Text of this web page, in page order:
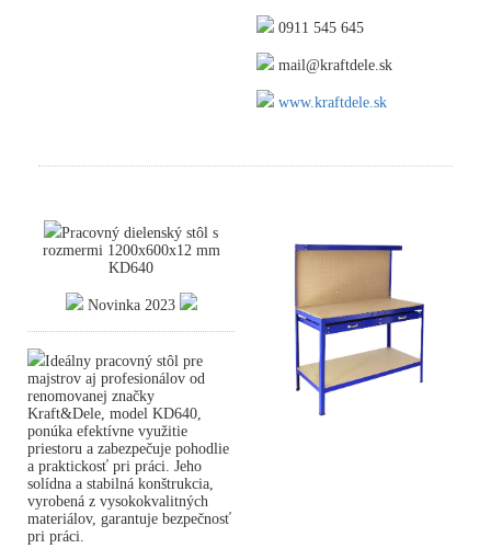
0911 545 645
mail@kraftdele.sk
www.kraftdele.sk
Pracovný dielenský stôl s
rozmermi 1200x600x12 mm
KD640
Novinka 2023
Ideálny pracovný stôl pre
majstrov aj profesionálov od
renomovanej značky
Kraft&Dele, model KD640,
ponúka efektívne využitie
priestoru a zabezpečuje pohodlie
a praktickosť pri práci. Jeho
solídna a stabilná konštrukcia,
vyrobená z vysokokvalitných
materiálov, garantuje bezpečnosť
pri práci.